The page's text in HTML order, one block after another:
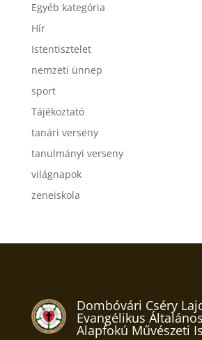
Egyéb kategória
Hír
Istentisztelet
nemzeti ünnep
sport
Tájékoztató
tanári verseny
tanulmányi verseny
világnapok
zeneiskola
Dombóvári Cséry
Evangélikus
Alapfokú Művészeti